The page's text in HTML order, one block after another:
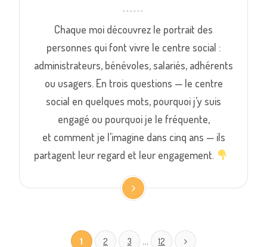
Chaque moi découvrez le portrait des
personnes qui font vivre le centre social :
administrateurs, bénévoles, salariés, adhérents
ou usagers. En trois questions — le centre
social en quelques mots, pourquoi j’y suis
engagé ou pourquoi je le fréquente,
et comment je l’imagine dans cinq ans — ils
partagent leur regard et leur engagement.
1 2 3 … 12